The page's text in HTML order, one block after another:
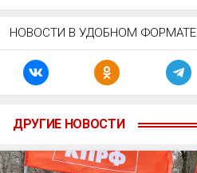
НОВОСТИ В УДОБНОМ ФОРМАТЕ
ДРУГИЕ НОВОСТИ